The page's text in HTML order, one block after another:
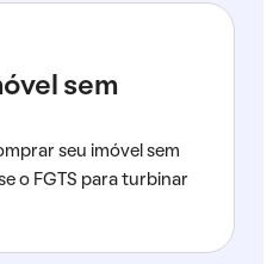
sem
seu imóvel sem
o FGTS para turbinar